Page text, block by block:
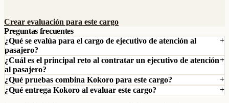
Crear evaluación para este cargo
Preguntas frecuentes
¿Qué se evalúa para el cargo de ejecutivo de atención al
pasajero?
¿Cuál es el principal reto al contratar un ejecutivo de atención
al pasajero?
¿Qué pruebas combina Kokoro para este cargo?
¿Qué entrega Kokoro al evaluar este cargo?